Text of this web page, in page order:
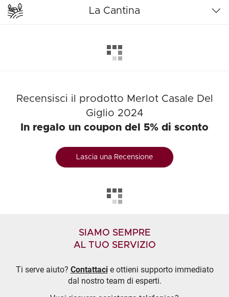
La Cantina
Recensisci il prodotto Merlot Casale Del
Giglio 2024
In regalo un coupon del 5% di sconto
Lascia una Recensione
SIAMO SEMPRE
AL TUO SERVIZIO
Ti serve aiuto? Contattacie ottieni supporto immediato
dal nostro team di esperti.